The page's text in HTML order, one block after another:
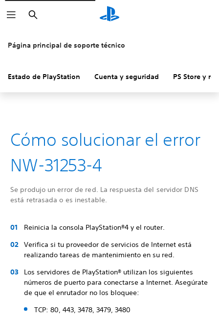
Buscar
Página principal de soporte técnico
Estado de PlayStation Cuenta y seguridad PS Store y
Cómo solucionar el error
NW-31253-4
Se produjo un error de red. La respuesta del servidor DNS
está retrasada o es inestable.
Reinicia la consola PlayStation®4 y el router.
Verifica si tu proveedor de servicios de Internet está
realizando tareas de mantenimiento en su red.
Los servidores de PlayStation® utilizan los siguientes
números de puerto para conectarse a Internet. Asegúrate
de que el enrutador no los bloquee:
TCP: 80, 443, 3478, 3479, 3480